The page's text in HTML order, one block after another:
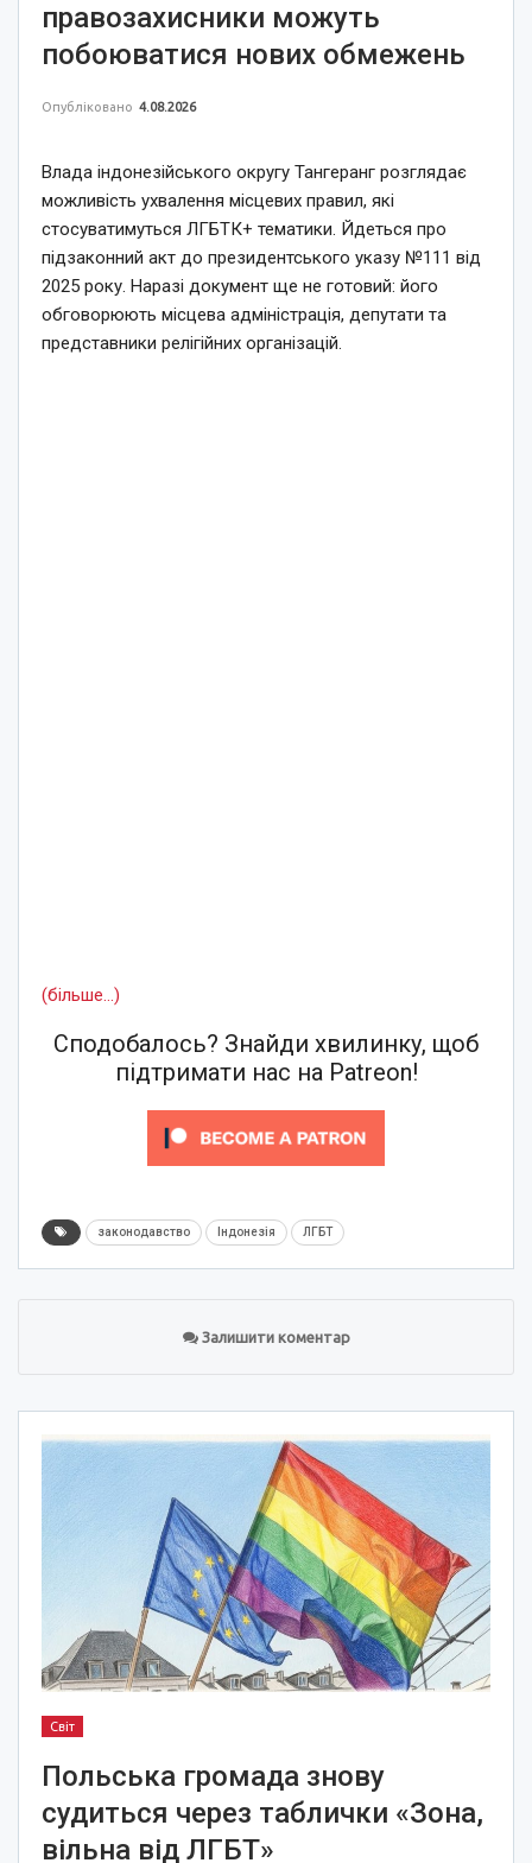
правозахисники можуть
побоюватися нових обмежень
Опубліковано 4.08.2026
Влада індонезійського округу Тангеранг розглядає
можливість ухвалення місцевих правил, які
стосуватимуться ЛГБТК+ тематики. Йдеться про
підзаконний акт до президентського указу №111 від
2025 року. Наразі документ ще не готовий: його
обговорюють місцева адміністрація, депутати та
представники релігійних організацій.
(більше…)
Сподобалось? Знайди хвилинку, щоб
підтримати нас на Patreon!
законодавство Індонезія ЛГБТ
Залишити коментар
Світ
Польська громада знову
судиться через таблички «Зона,
вільна від ЛГБТ»